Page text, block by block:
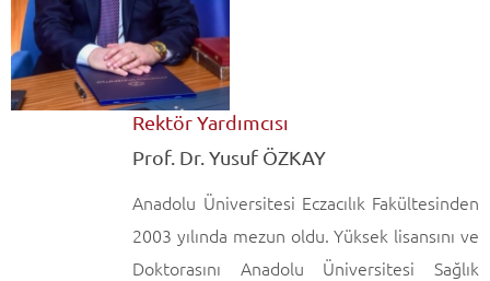
Rektör Yardımcısı
Prof. Dr. Yusuf ÖZKAY
Anadolu Üniversitesi Eczacılık Fakültesinden
2003 yılında mezun oldu. Yüksek lisansını ve
Doktorasını Anadolu Üniversitesi Sağlık